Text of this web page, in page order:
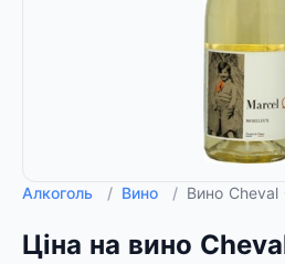
Алкоголь / Вино / Вино
Ціна на вино